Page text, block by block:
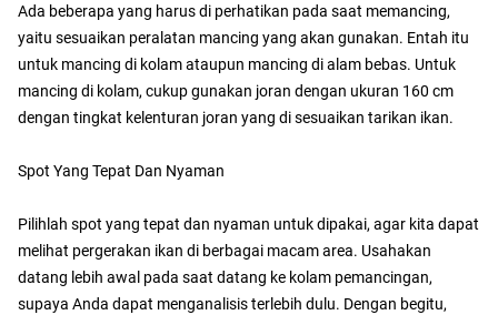
Ada beberapa yang harus di perhatikan pada saat memancing,
yaitu sesuaikan peralatan mancing yang akan gunakan. Entah itu
untuk mancing di kolam ataupun mancing di alam bebas. Untuk
mancing di kolam, cukup gunakan joran dengan ukuran 160 cm
dengan tingkat kelenturan joran yang di sesuaikan tarikan ikan.
Spot Yang Tepat Dan Nyaman
Pilihlah spot yang tepat dan nyaman untuk dipakai, agar kita dapat
melihat pergerakan ikan di berbagai macam area. Usahakan
datang lebih awal pada saat datang ke kolam pemancingan,
supaya Anda dapat menganalisis terlebih dulu. Dengan begitu,